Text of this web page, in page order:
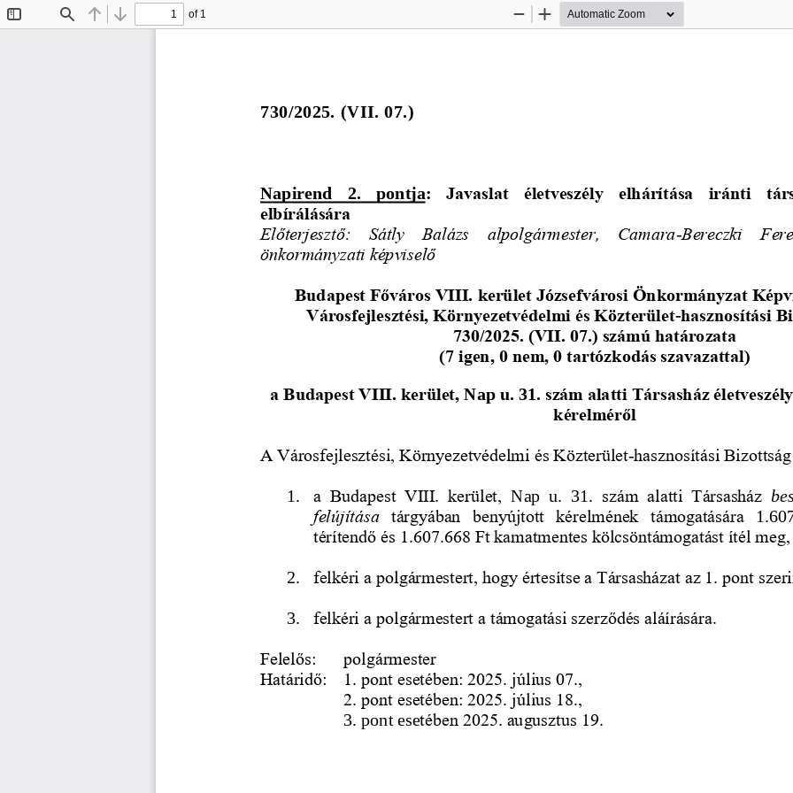
Find Previous
Next
of 1
Zoom
Zoom
730/2025. (VII. 07.)
Napirend   2.   pontja:
Javaslat  életveszély  elhárítása  iránti
elbírálására
Előterjesztő:   Sátly   Balázs   alpolgármester,   Camara-Bereczki
önkormányzati képviselő
Budapest Főváros VIII. kerület Józsefvárosi Önkormányzat
Városfejlesztési, Környezetvédelmi és Közterület-hasznosítási
730/2025. (VII. 07.) számú határozata
(7 igen, 0 nem, 0 tartózkodás szavazattal)
a Budapest VIII. kerület, Nap u. 31. szám alatti Társasház
kérelméről
A Városfejlesztési, Környezetvédelmi és Közterület-hasznosítási Bizottság
1. a  Budapest  VIII.  kerület, Nap  u.  31. szám  alatti  Társasház
felújítása tárgyában  benyújtott  kérelmének  támogatására
térítendő és 1.607.668 Ft kamatmentes kölcsöntámogatást ítél meg,
2. felkéri a polgármestert, hogy értesítse a Társasházat az 1. pont
3. felkéri a polgármestert a támogatási szerződés aláírására.
Felelős:
polgármester
Határidő:
1. pont esetében: 2025. július 07.,
2. pont esetében: 2025. július 18.,
3. pont esetében 2025. augusztus 19.